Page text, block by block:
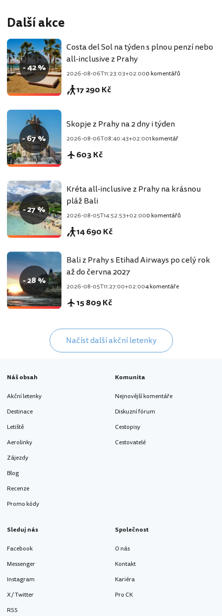
Další akce
- 42 %
Costa del Sol na týden s plnou penzí nebo
all-inclusive z Prahy
2026-08-06T11:23:03+02:000 komentářů
17 290 Kč
- 67 %
Skopje z Prahy na 2 dny i týden
2026-08-06T08:40:43+02:001 komentář
603 Kč
- 27 %
Kréta all-inclusive z Prahy na krásnou
pláž Bali
2026-08-05T14:52:53+02:000 komentářů
14 690 Kč
- 28 %
Bali z Prahy s Etihad Airways po celý rok
až do června 2027
2026-08-05T11:27:00+02:004 komentáře
15 809 Kč
Načíst další akční letenky
Náš obsah
Akční letenky
Destinace
Letiště
Aerolinky
Zájezdy
Blog
Recenze
Promo kódy
Komunita
Nejnovější komentáře
Diskuzní fórum
Cestopisy
Cestovatelé
Sleduj nás
Facebook
Messenger
Instagram
X / Twitter
RSS
Společnost
O nás
Kontakt
Kariéra
Pro CK